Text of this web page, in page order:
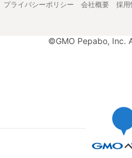
プライバシーポリシー 会社概要 採用
©GMO Pepabo, Inc.